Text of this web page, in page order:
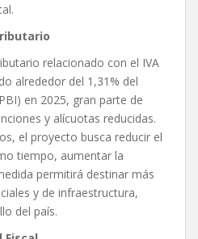
relacionado con el IVA
alrededor del 1,31% del
en 2025, gran parte de
y alícuotas reducidas.
el proyecto busca reducir el
tiempo, aumentar la
permitirá destinar más
y de infraestructura,
del país.